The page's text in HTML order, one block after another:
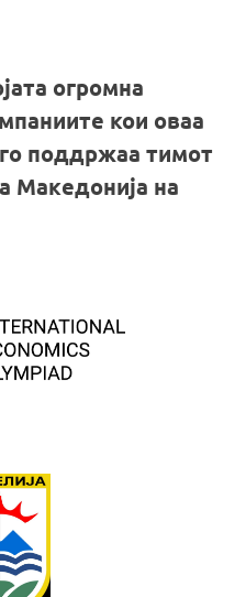
огромна
кои оваа
поддржаа тимот
Македонија на